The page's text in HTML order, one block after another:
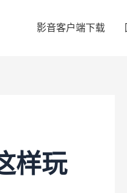
影音客户端下载
样玩